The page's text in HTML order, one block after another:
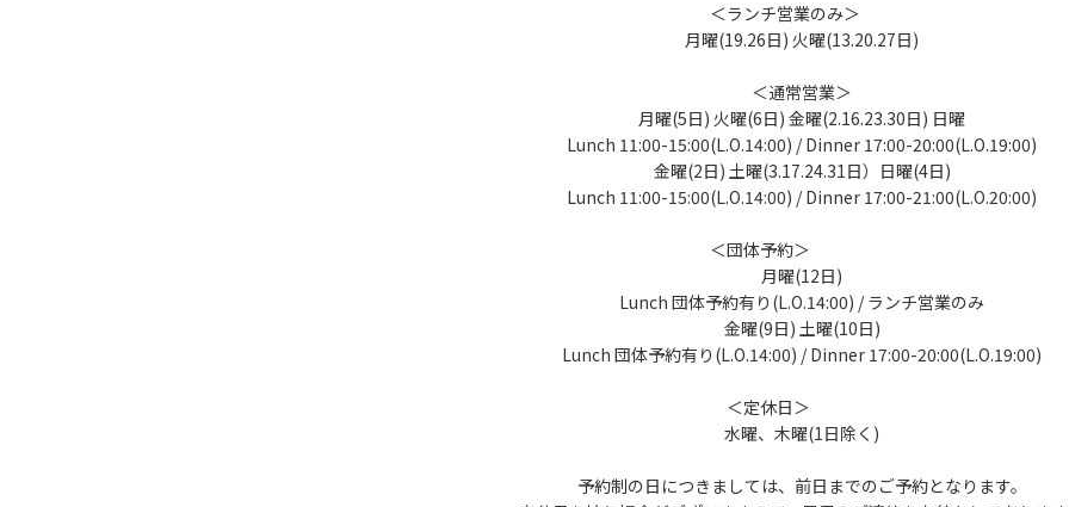
＜ランチ営業のみ＞
月曜(19.26日) 火曜(13.20.27日)
＜通常営業＞
月曜(5日) 火曜(6日) 金曜(2.16.23.30日) 日曜
Lunch 11:00-15:00(L.O.14:00) / Dinner 17:00-20:00(L.O.19:00)
金曜(2日) 土曜(3.17.24.31日）日曜(4日)
Lunch 11:00-15:00(L.O.14:00) / Dinner 17:00-21:00(L.O.20:00)
＜団体予約＞
月曜(12日)
Lunch 団体予約有り(L.O.14:00) / ランチ営業のみ
金曜(9日) 土曜(10日)
Lunch 団体予約有り(L.O.14:00) / Dinner 17:00-20:00(L.O.19:00)
＜定休日＞
水曜、木曜(1日除く)
予約制の日につきましては、前日までのご予約となります。